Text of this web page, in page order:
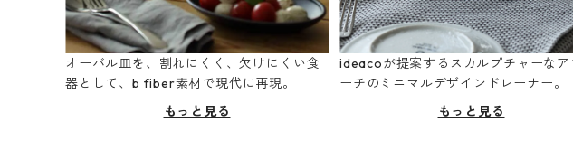
オーバル皿を、割れにくく、欠けにくい食
器として、b fiber素材で現代に再現。
もっと見る
ideacoが提案するスカルプチャーなア
ーチのミニマルデザインドレーナー。
もっと見る